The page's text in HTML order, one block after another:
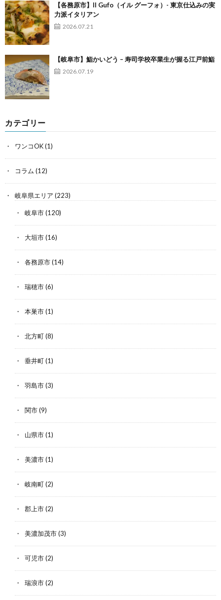
【各務原市】Il Gufo（イル グーフォ）- 東京仕込みの実
力派イタリアン
2026.07.21
【岐阜市】鮨かいどう – 寿司学校卒業生が握る江戸前鮨
2026.07.19
カテゴリー
ワンコOK(1)
コラム (12)
岐阜県エリア (223)
岐阜市(120)
大垣市(16)
各務原市(14)
瑞穂市(6)
本巣市(1)
北方町(8)
垂井町(1)
羽島市(3)
関市(9)
山県市(1)
美濃市(1)
岐南町(2)
郡上市(2)
美濃加茂市(3)
可児市(2)
瑞浪市(2)